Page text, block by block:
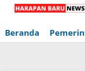
Lewati
konten
Beranda